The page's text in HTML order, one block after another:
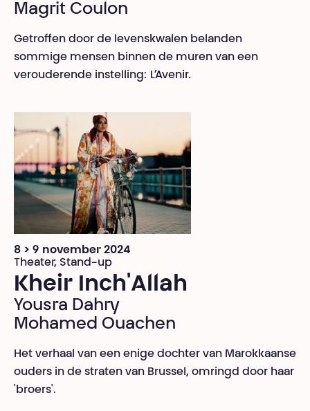
Magrit Coulon
Getroffen door de levenskwalen belanden
sommige mensen binnen de muren van een
verouderende instelling: L’Avenir.
8 > 9 november 2024
Theater, Stand-up
Kheir Inch'Allah
Yousra Dahry
Mohamed Ouachen
Het verhaal van een enige dochter van Marokkaanse
ouders in de straten van Brussel, omringd door haar
'broers'.